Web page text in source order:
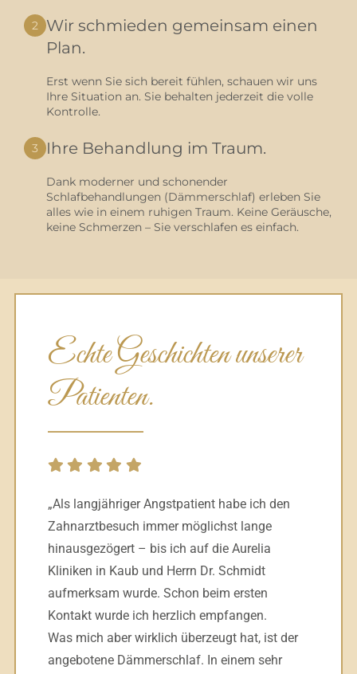
2 Wir schmieden gemeinsam einen
Plan.
Erst wenn Sie sich bereit fühlen, schauen wir uns
Ihre Situation an. Sie behalten jederzeit die volle
Kontrolle.
3 Ihre Behandlung im Traum.
Dank moderner und schonender
Schlafbehandlungen (Dämmerschlaf) erleben Sie
alles wie in einem ruhigen Traum. Keine Geräusche,
keine Schmerzen – Sie verschlafen es einfach.
Echte Geschichten unserer
Patienten.
„Als langjähriger Angstpatient habe ich den
Zahnarztbesuch immer möglichst lange
hinausgezögert – bis ich auf die Aurelia
Kliniken in Kaub und Herrn Dr. Schmidt
aufmerksam wurde. Schon beim ersten
Kontakt wurde ich herzlich empfangen.
Was mich aber wirklich überzeugt hat, ist der
angebotene Dämmerschlaf. In einem sehr